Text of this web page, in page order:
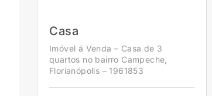
Casa
Imóvel á Venda – Casa de 3
quartos no bairro Campeche,
Florianópolis – 1961853